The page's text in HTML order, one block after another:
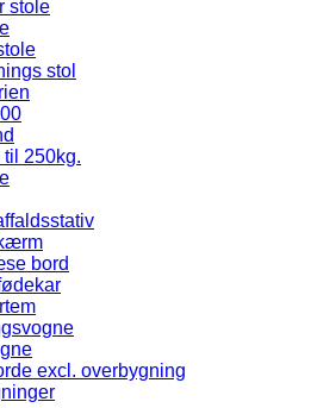
stole
stol
til 250kg.
bord
excl. overbygning